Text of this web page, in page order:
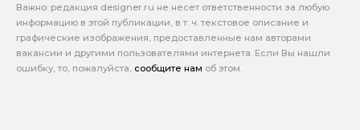
Важно: pедакция designer.ru не несет ответственности за любую
информацию в этой публикации, в т. ч. текстовое описание и
графические изображения, предоставленные нам авторами
вакансии и другими пользователями интернета. Если Вы нашли
ошибку, то, пожалуйста, сообщите нам об этом.